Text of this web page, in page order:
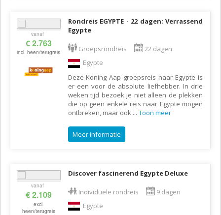
vanaf
€ 2.763
incl. heen/terugreis
Rondreis EGYPTE - 22 dagen; Verrassend
Egypte
Groepsrondreis
22 dagen
Egypte
Deze Koning Aap groepsreis naar Egypte is
er een voor de absolute liefhebber. In drie
weken tijd bezoek je niet alleen de plekken
die op geen enkele reis naar Egypte mogen
ontbreken, maar ook ... Toon meer
Meer informatie
vanaf
€ 2.109
excl.
heen/terugreis
Discover fascinerend Egypte Deluxe
Individuele rondreis
9 dagen
Egypte